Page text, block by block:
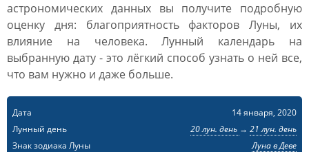
астрономических данных вы получите подробную
оценку дня: благоприятность факторов Луны, их
влияние на человека. Лунный календарь на
выбранную дату - это лёгкий способ узнать о ней все,
что вам нужно и даже больше.
Дата
14 января, 2020
Лунный день
20 лун. день → 21 лун. день
Знак зодиака Луны
Луна в Деве